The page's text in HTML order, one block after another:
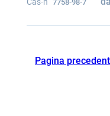
Cas-n 7758-98-7
Pagina